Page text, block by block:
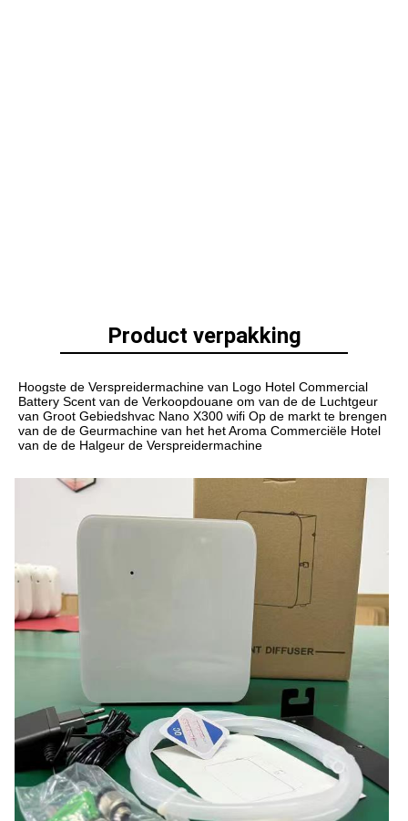
Product verpakking
Hoogste de Verspreidermachine van Logo Hotel Commercial
Battery Scent van de Verkoopdouane om van de de Luchtgeur
van Groot Gebiedshvac Nano X300 wifi
van de de Geurmachine van het het Aroma Commerciële Hotel
van de de Halgeur de Verspreidermachine